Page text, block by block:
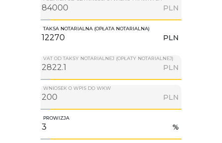
PLN
TAKSA NOTARIALNA (OPŁATA NOTARIALNA)
PLN
VAT OD TAKSY NOTARIALNEJ (OPŁATY NOTARIALNEJ)
PLN
WNIOSEK O WPIS DO WKW
PLN
PROWIZJA
%